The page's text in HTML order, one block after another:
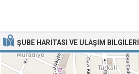
ŞUBE HARITASI VE ULAŞIM BILGILERI